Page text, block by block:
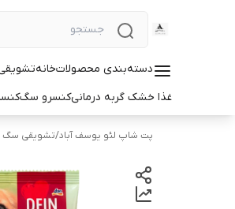
دسته‌بندی محصولاتخانه
غذا خشک گربه درمانیکنسرو سگ
پت شاپ لئو یوسف آباد/تشویقی سگ